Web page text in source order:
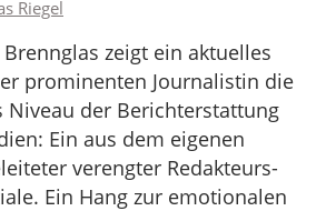
Riegel
zeigt ein aktuelles
prominenten Journalistin die
Niveau der Berichterstattung
Ein aus dem eigenen
verengter Redakteurs-
Ein Hang zur emotionalen